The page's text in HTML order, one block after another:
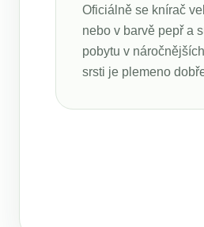
Oficiálně se knírač
nebo v barvě pepř a
pobytu v
srsti je plemeno